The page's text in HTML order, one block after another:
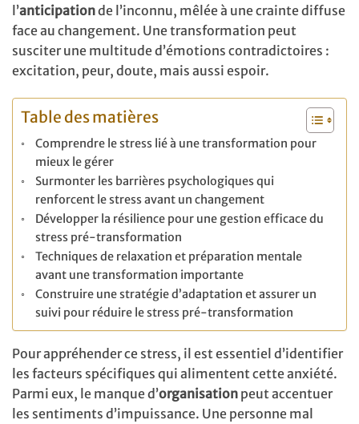
l’anticipationde l’inconnu, mêlée à une crainte diffuse
face au changement. Une transformation peut
susciter une multitude d’émotions contradictoires :
excitation, peur, doute, mais aussi espoir.
Table des matières
Comprendre le stress lié à une transformation pour
mieux le gérer
Surmonter les barrières psychologiques qui
renforcent le stress avant un changement
Développer la résilience pour une gestion efficace du
stress pré-transformation
Techniques de relaxation et préparation mentale
avant une transformation importante
Construire une stratégie d’adaptation et assurer un
suivi pour réduire le stress pré-transformation
Pour appréhender ce stress, il est essentiel d’identifier
les facteurs spécifiques qui alimentent cette anxiété.
Parmi eux, le manque d’organisation peut accentuer
les sentiments d’impuissance. Une personne mal